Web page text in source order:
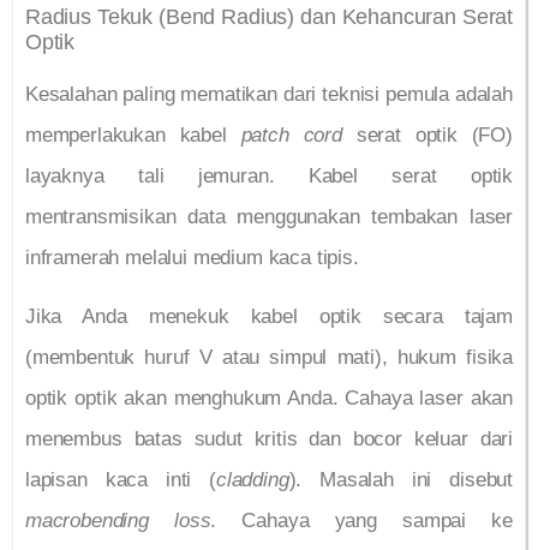
Radius Tekuk (Bend Radius) dan Kehancuran Serat
Optik
Kesalahan paling mematikan dari teknisi pemula adalah
memperlakukan kabel patch cordserat optik (FO)
layaknya tali jemuran. Kabel serat optik
mentransmisikan data menggunakan tembakan laser
inframerah melalui medium kaca tipis.
Jika Anda menekuk kabel optik secara tajam
(membentuk huruf V atau simpul mati), hukum fisika
optik optik akan menghukum Anda. Cahaya laser akan
menembus batas sudut kritis dan bocor keluar dari
lapisan kaca inti (cladding). Masalah ini disebut
macrobending loss. Cahaya yang sampai ke